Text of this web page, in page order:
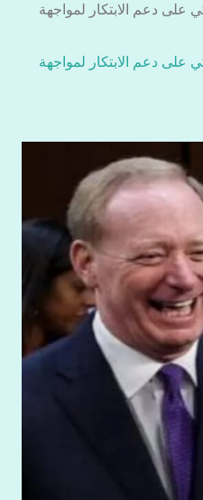
على دعم الابتكار لمواجهة
على دعم الابتكار لمواجهة